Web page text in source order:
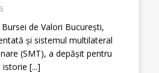
de Valori București,
și sistemul multilateral
(SMT), a depășit pentru
istorie [...]